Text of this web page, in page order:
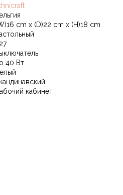
cm x (D)22 cm x (H)18 cm
40 Вт
кабинет